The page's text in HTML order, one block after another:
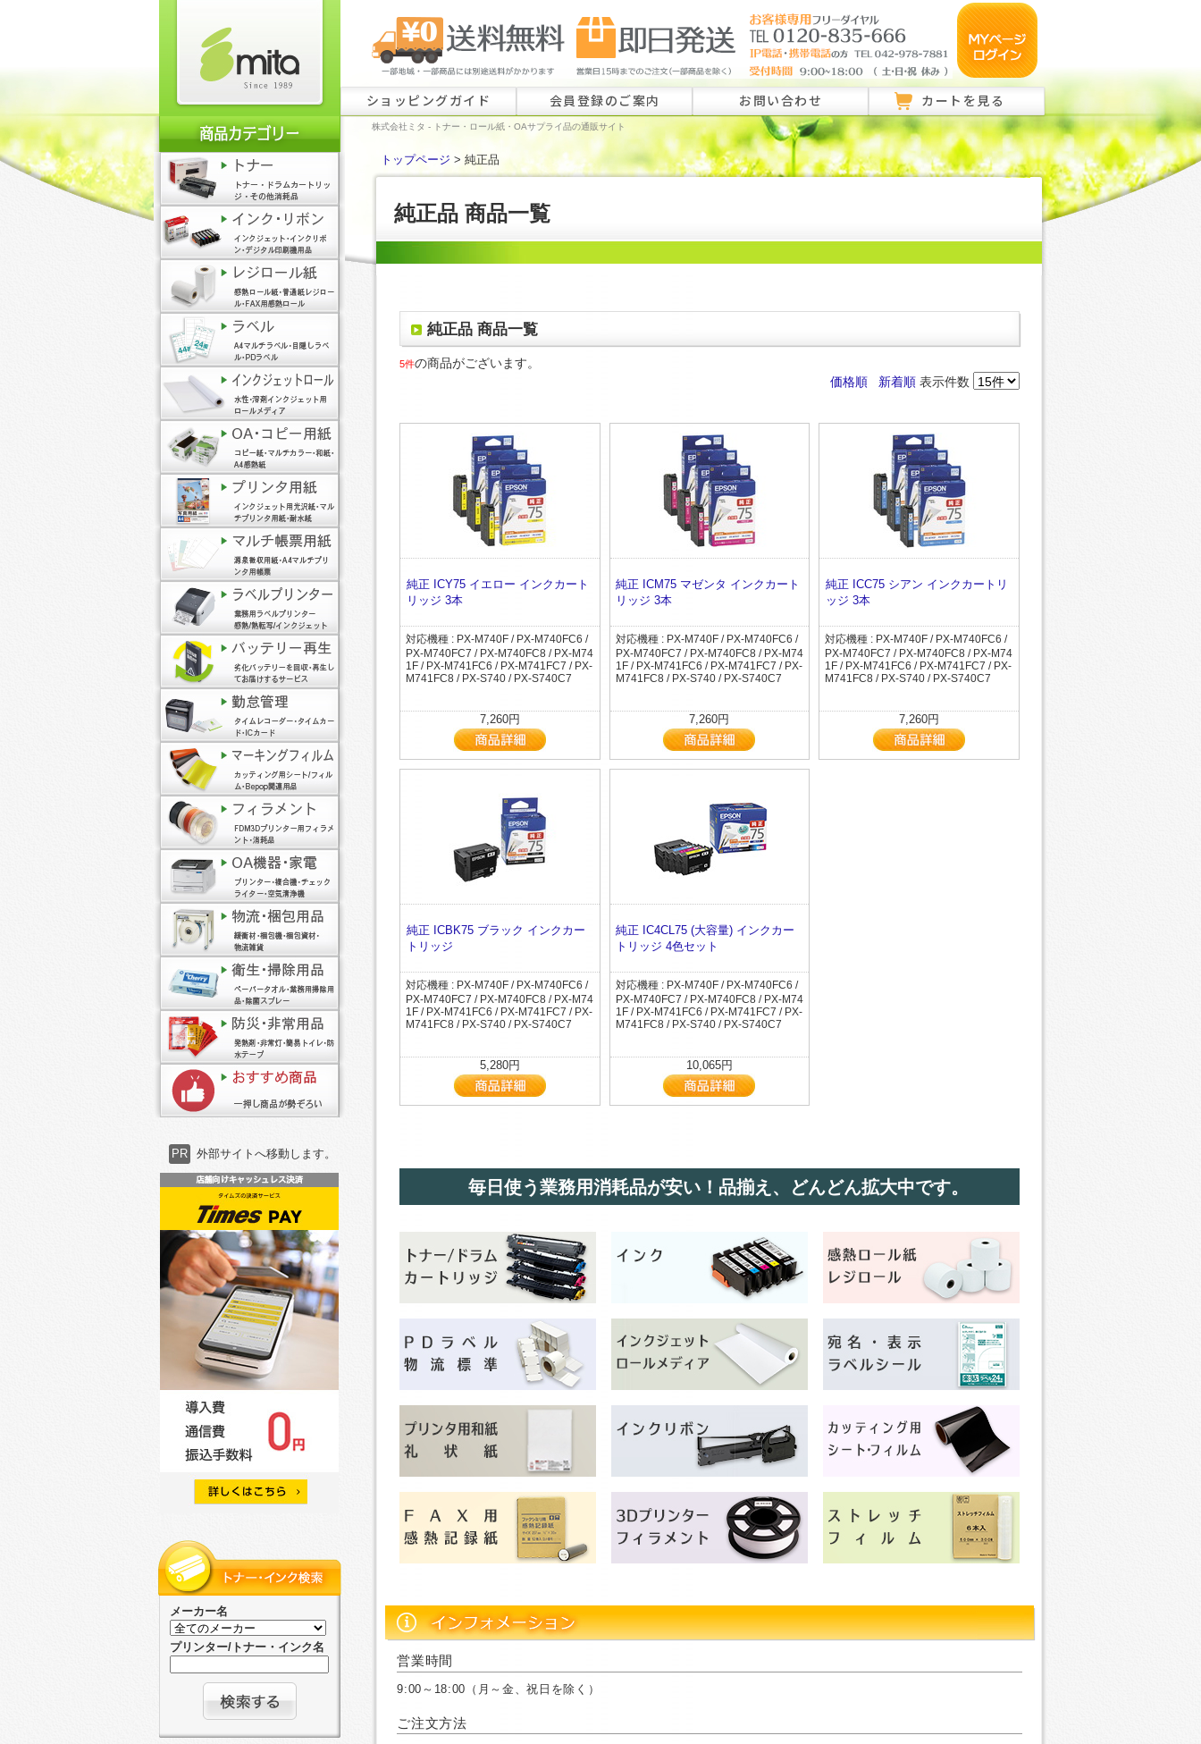
PR 外部サイトへ移動します。
メーカー名
プリンター/トナー・インク名
ショッピングガイド 会員登録のご案内 お問い合わせ
ロール紙特注のご相談はこちら
カートを見る
株式会社ミタ - トナー・ロール紙・OAサプライ品の通販サイト
トップページ > 純正品
純正品 商品一覧
純正品 商品一覧
5件の商品がございます。
価格順
新着順 表示件数
純正 ICY75 イエロー インクカート
リッジ 3本
対応機種 : PX-M740F / PX-M740FC6 /
PX-M740FC7 / PX-M740FC8 / PX-M74
1F / PX-M741FC6 / PX-M741FC7 / PX-
M741FC8 / PX-S740 / PX-S740C7
7,260円
純正 ICM75 マゼンタ インクカート
リッジ 3本
対応機種 : PX-M740F / PX-M740FC6 /
PX-M740FC7 / PX-M740FC8 / PX-M74
1F / PX-M741FC6 / PX-M741FC7 / PX-
M741FC8 / PX-S740 / PX-S740C7
7,260円
純正 ICC75 シアン インクカートリ
ッジ 3本
対応機種 : PX-M740F / PX-M740FC6 /
PX-M740FC7 / PX-M740FC8 / PX-M74
1F / PX-M741FC6 / PX-M741FC7 / PX-
M741FC8 / PX-S740 / PX-S740C7
7,260円
純正 ICBK75 ブラック インクカー
トリッジ
対応機種 : PX-M740F / PX-M740FC6 /
PX-M740FC7 / PX-M740FC8 / PX-M74
1F / PX-M741FC6 / PX-M741FC7 / PX-
M741FC8 / PX-S740 / PX-S740C7
5,280円
純正 IC4CL75 (大容量) インクカー
トリッジ 4色セット
対応機種 : PX-M740F / PX-M740FC6 /
PX-M740FC7 / PX-M740FC8 / PX-M74
1F / PX-M741FC6 / PX-M741FC7 / PX-
M741FC8 / PX-S740 / PX-S740C7
10,065円
毎日使う業務用消耗品が安い！品揃え、どんどん拡大中です。
営業時間
9:00～18:00（月～金、祝日を除く）
ご注文方法